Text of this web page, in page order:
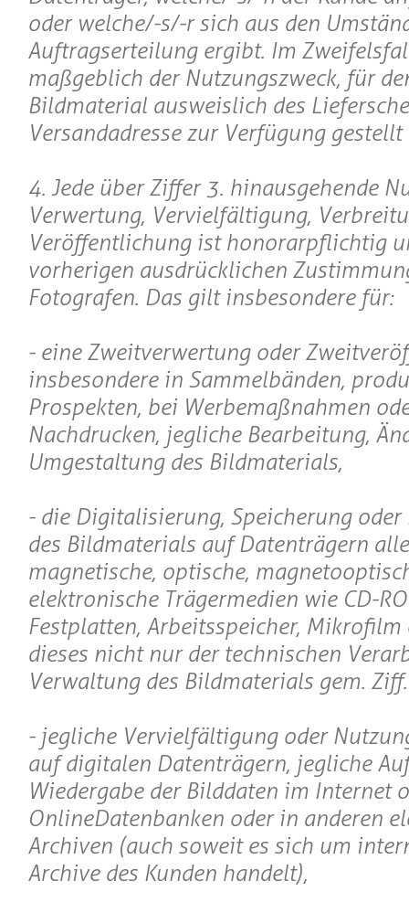
oder welche/-s/-r sich aus den
Auftragserteilung ergibt. Im
maßgeblich der Nutzungszweck, für
Bildmaterial ausweislich des
Versandadresse zur Verfügung
4. Jede über Ziffer 3. hinausgehende
Verwertung, Vervielfältigung,
Veröffentlichung ist honorarpflichtig
vorherigen ausdrücklichen
Fotografen. Das gilt insbesondere für:
- eine Zweitverwertung oder
insbesondere in Sammelbänden,
Prospekten, bei Werbemaßnahmen
Nachdrucken, jegliche Bearbeitung,
Umgestaltung des Bildmaterials,
- die Digitalisierung, Speicherung
des Bildmaterials auf Datenträgern
magnetische, optische,
elektronische Trägermedien wie CD-
Festplatten, Arbeitsspeicher, Mikrofilm
dieses nicht nur der technischen
Verwaltung des Bildmaterials gem.
- jegliche Vervielfältigung oder
auf digitalen Datenträgern, jegliche
Wiedergabe der Bilddaten im Internet
OnlineDatenbanken oder in anderen
Archiven (auch soweit es sich um
Archive des Kunden handelt),